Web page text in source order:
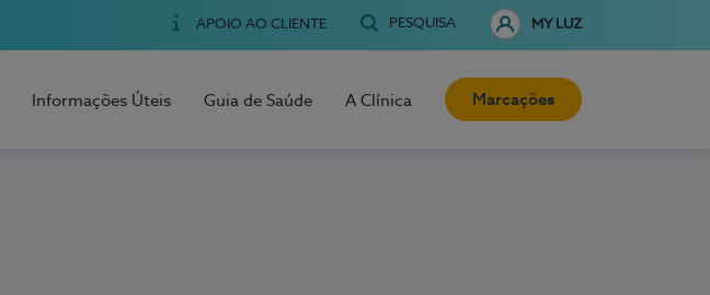
APOIO AO CLIENTE PESQUISA MY LUZ
Informações Úteis Guia de Saúde A Clínica Marcações